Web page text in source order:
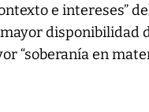
e intereses”
disponibilidad
“soberanía en